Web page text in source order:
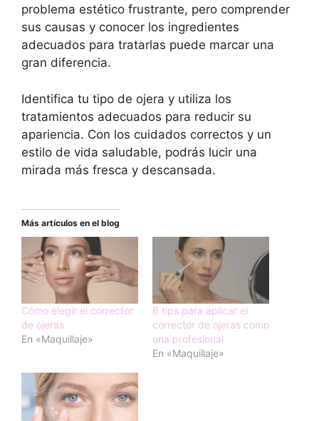
problema estético frustrante, pero comprender
sus causas y conocer los ingredientes
adecuados para tratarlas puede marcar una
gran diferencia.
Identifica tu tipo de ojera y utiliza los
tratamientos adecuados para reducir su
apariencia. Con los cuidados correctos y un
estilo de vida saludable, podrás lucir una
mirada más fresca y descansada.
Más artículos en el blog
Cómo elegir el corrector
de ojeras
En «Maquillaje»
6 tips para aplicar el
corrector de ojeras como
una profesional
En «Maquillaje»